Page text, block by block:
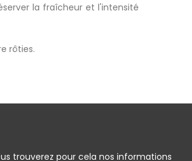
la fraîcheur et l'intensité
rôties.
trouverez pour cela nos informations